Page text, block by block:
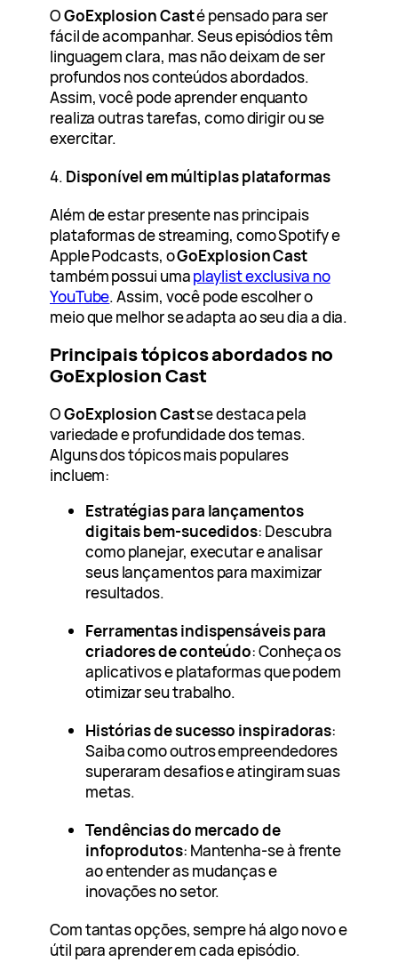
OGoExplosion Casté pensado para ser
fácil de acompanhar. Seus episódios têm
linguagem clara, mas não deixam de ser
profundos nos conteúdos abordados.
Assim, você pode aprender enquanto
realiza outras tarefas, como dirigir ou se
exercitar.
4. Disponível em múltiplas plataformas
Além de estar presente nas principais
plataformas de streaming, como Spotify e
Apple Podcasts, oGoExplosion Cast
também possui umaplaylist exclusiva no
YouTube. Assim, você pode escolher o
meio que melhor se adapta ao seu dia a dia.
Principais tópicos abordados no
GoExplosion Cast
OGoExplosion Castse destaca pela
variedade e profundidade dos temas.
Alguns dos tópicos mais populares
incluem:
Estratégias para lançamentos
digitais bem-sucedidos: Descubra
como planejar, executar e analisar
seus lançamentos para maximizar
resultados.
Ferramentas indispensáveis para
criadores de conteúdo: Conheça os
aplicativos e plataformas que podem
otimizar seu trabalho.
Histórias de sucesso inspiradoras:
Saiba como outros empreendedores
superaram desafios e atingiram suas
metas.
Tendências do mercado de
infoprodutos: Mantenha-se à frente
ao entender as mudanças e
inovações no setor.
Com tantas opções, sempre há algo novo e
útil para aprender em cada episódio.